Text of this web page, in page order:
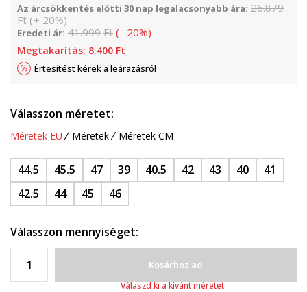
Az árcsökkentés előtti 30 nap legalacsonyabb ára: 26.879
Ft (+ 20%)
Eredeti ár: 41.999 Ft (- 20%)
Megtakarítás: 8.400 Ft
Értesítést kérek a leárazásról
Válasszon méretet:
Méretek EU Méretek Méretek CM
44.5 45.5 47 39 40.5 42 43 40
41
42.5
44 45 46
Válasszon mennyiséget:
Kosárhoz ad
Válaszd ki a kívánt méretet